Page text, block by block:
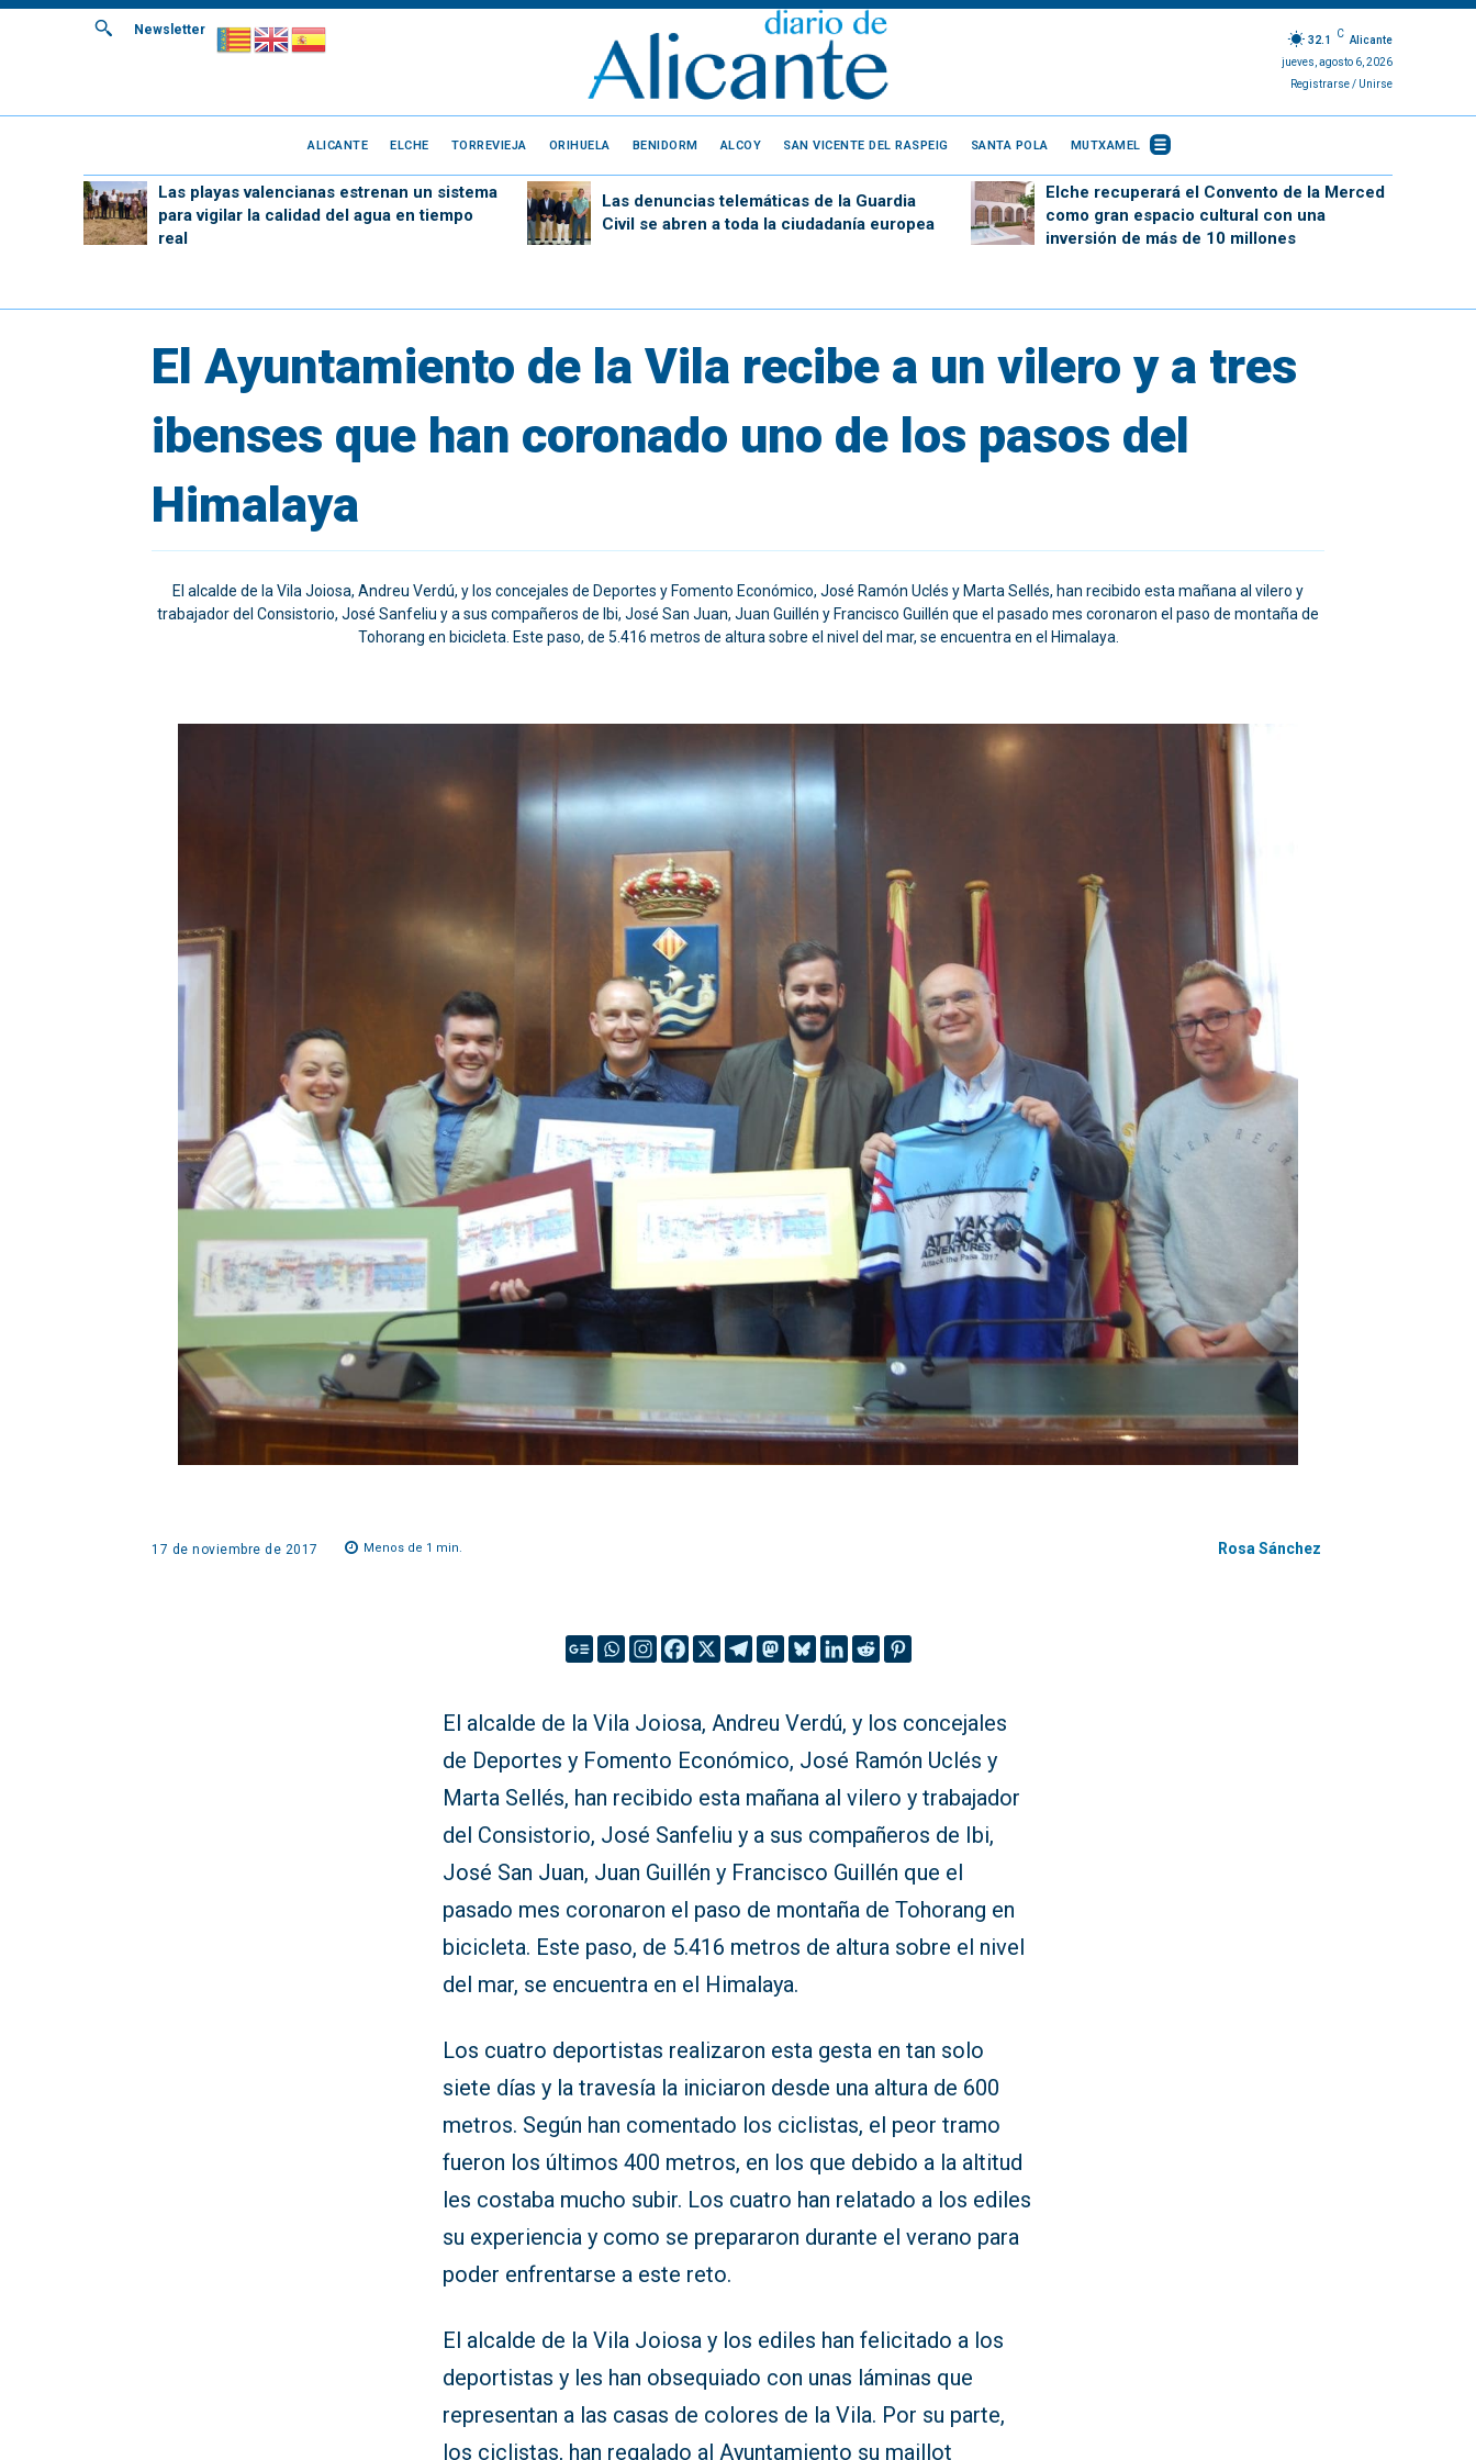
Newsletter
32.1
C
Alicante
jueves, agosto 6, 2026
Registrarse / Unirse
ALICANTE ELCHE TORREVIEJA ORIHUELA BENIDORM ALCOY SAN VICENTE DEL RASPEIG SANTA POLA MUTXAMEL
Las playas valencianas estrenan un sistema
para vigilar la calidad del agua en tiempo
real
Las denuncias telemáticas de la Guardia
Civil se abren a toda la ciudadanía europea
Elche recuperará el Convento de la Merced
como gran espacio cultural con una
inversión de más de 10 millones
El Ayuntamiento de la Vila recibe a un vilero y a tres
ibenses que han coronado uno de los pasos del
Himalaya
El alcalde de la Vila Joiosa, Andreu Verdú, y los concejales de Deportes y Fomento Económico, José Ramón Uclés y Marta Sellés, han recibido esta mañana al vilero y
trabajador del Consistorio, José Sanfeliu y a sus compañeros de Ibi, José San Juan, Juan Guillén y Francisco Guillén que el pasado mes coronaron el paso de montaña de
Tohorang en bicicleta. Este paso, de 5.416 metros de altura sobre el nivel del mar, se encuentra en el Himalaya.
17 de noviembre de 2017 Menos de 1 min. Rosa Sánchez
El alcalde de la Vila Joiosa, Andreu Verdú, y los concejales
de Deportes y Fomento Económico, José Ramón Uclés y
Marta Sellés, han recibido esta mañana al vilero y trabajador
del Consistorio, José Sanfeliu y a sus compañeros de Ibi,
José San Juan, Juan Guillén y Francisco Guillén que el
pasado mes coronaron el paso de montaña de Tohorang en
bicicleta. Este paso, de 5.416 metros de altura sobre el nivel
del mar, se encuentra en el Himalaya.
Los cuatro deportistas realizaron esta gesta en tan solo
siete días y la travesía la iniciaron desde una altura de 600
metros. Según han comentado los ciclistas, el peor tramo
fueron los últimos 400 metros, en los que debido a la altitud
les costaba mucho subir. Los cuatro han relatado a los ediles
su experiencia y como se prepararon durante el verano para
poder enfrentarse a este reto.
El alcalde de la Vila Joiosa y los ediles han felicitado a los
deportistas y les han obsequiado con unas láminas que
representan a las casas de colores de la Vila. Por su parte,
los ciclistas, han regalado al Ayuntamiento su maillot